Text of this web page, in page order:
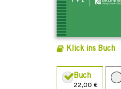
Klick ins Buch
Buch
22,00 €